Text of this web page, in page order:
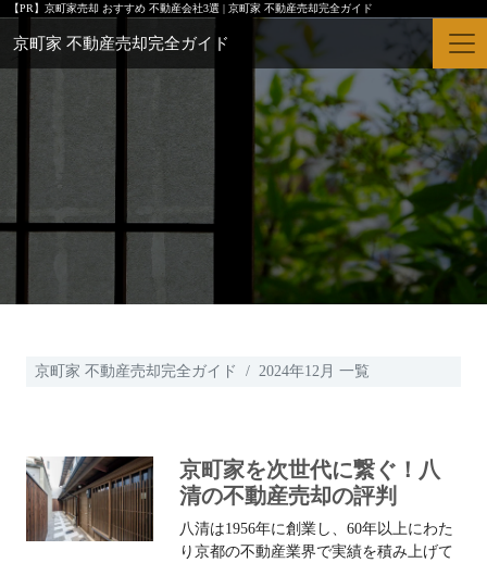
【PR】 京町家売却 おすすめ 不動産会社3選 | 京町家 不動産売却完全ガイド
京町家 不動産売却完全ガイド
京町家 不動産売却完全ガイド 2024年12月 一覧
京町家を次世代に繋ぐ！八
清の不動産売却の評判
八清は1956年に創業し、60年以上にわた
り京都の不動産業界で実績を積み上げて